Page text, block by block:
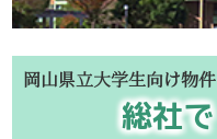
岡山県立大学生向け物件
総社で